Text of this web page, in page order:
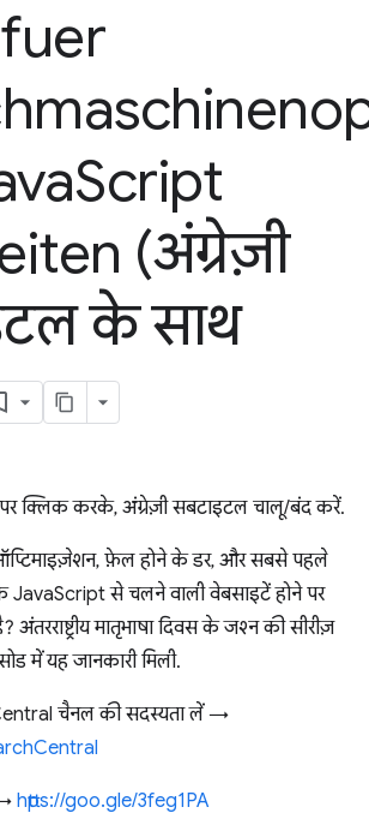
Script
(अंग्रेज़ी
के साथ
क्लिक करके, अंग्रेज़ी सबटाइटल चालू/बंद करें.
फ़ेल होने के डर, और सबसे पहले
JavaScript से चलने वाली वेबसाइटें होने पर
अंतरराष्ट्रीय मातृभाषा दिवस के जश्न की सीरीज़
में यह जानकारी मिली.
चैनल की सदस्यता लें →
https://goo.gle/3feg1PA